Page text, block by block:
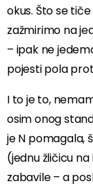
okus. Što se
zažmirimo na
– ipak ne
pojesti pola
I to je to,
osim onog
je N pomagala,
(jednu žličicu
zabavile – a